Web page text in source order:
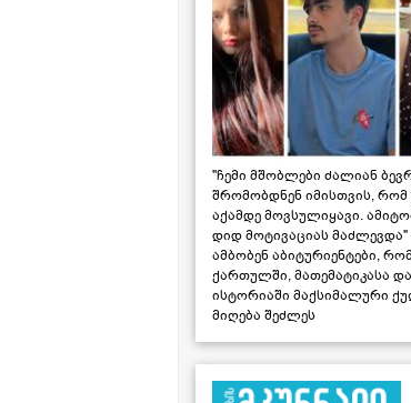
"ჩემი მშობლები ძალიან
შრომობდნენ იმისთვის, რომ
აქამდე მოვსულიყავი.
დიდ მოტივაციას მაძლევდა"
ამბობენ აბიტურიენტები,
ქართულში, მათემატიკასა და
ისტორიაში მაქსიმალური
მიღება შეძლეს